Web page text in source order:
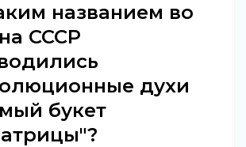
названием во
СССР
духи
букет